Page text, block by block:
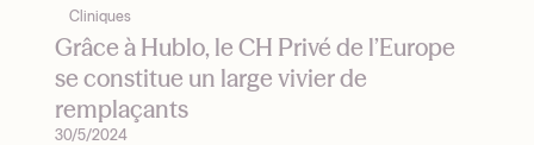
Cliniques
Grâce à Hublo, le CH Privé de l’Europe
se constitue un large vivier de
remplaçants
30/5/2024